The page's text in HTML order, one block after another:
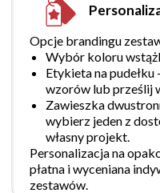
Opcje brandingu
Wybór koloru
Etykieta na
wzorów lub prześlij
Zawieszka
wybierz jeden z
własny projekt.
Personalizacja na
płatna i wyceniana
zestawów.